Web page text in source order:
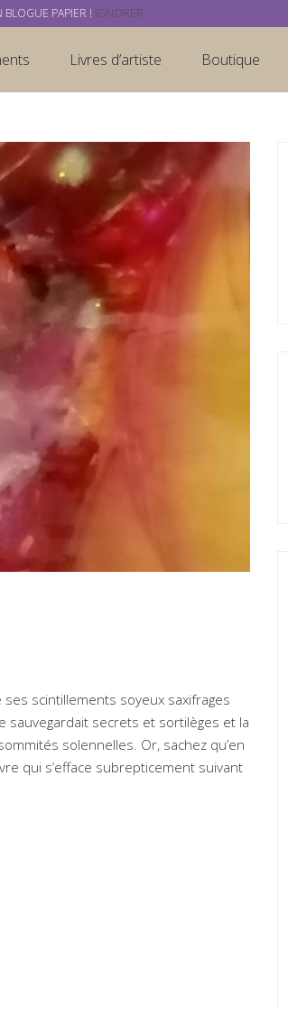
Livres d’artiste Boutique
scintillements soyeux saxifrages
sauvegardait secrets et sortilèges et la
solennelles. Or, sachez qu’en
qui s’efface subrepticement suivant
PAPIER ! IGNORER